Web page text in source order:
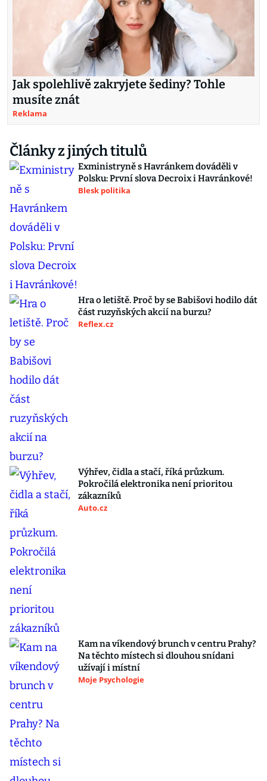
Jak spolehlivě zakryjete šediny? Tohle
musíte znát
Reklama
Články z jiných titulů
Exministryně s Havránkem dováděli v
Polsku: První slova Decroix i Havránkové!
Blesk politika
Hra o letiště. Proč by se Babišovi hodilo dát
část ruzyňských akcií na burzu?
Reflex.cz
Výhřev, čidla a stačí, říká průzkum.
Pokročilá elektronika není prioritou
zákazníků
Auto.cz
Kam na víkendový brunch v centru Prahy?
Na těchto místech si dlouhou snídani
užívají i místní
Moje Psychologie